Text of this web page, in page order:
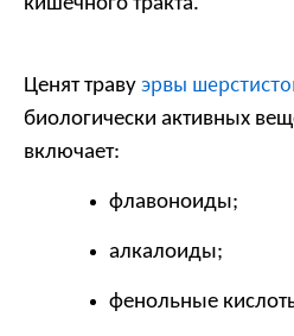
кишечного тракта.
Ценят траву эрвы
биологически активных
включает:
флавоноиды;
алкалоиды;
фенольные